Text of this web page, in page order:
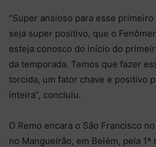
“Super ansioso para esse
seja super positivo, que o
esteja conosco do início do
da temporada. Temos que fazer
torcida, um fator chave e positivo
inteira”, concluiu.
O Remo encara o São Francisco
no Mangueirão, em Belém, pela 1ª